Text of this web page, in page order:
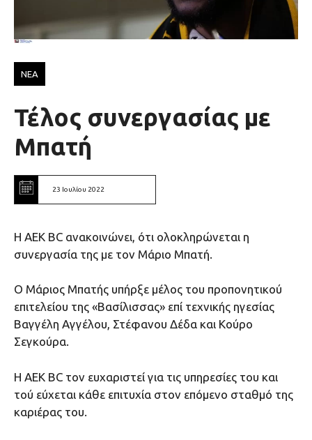
ΝΕΑ
Τέλος συνεργασίας με
Μπατή
23 Ιουλίου 2022
Η ΑΕΚ BC ανακοινώνει, ότι ολοκληρώνεται η
συνεργασία της με τον Μάριο Μπατή.
Ο Μάριος Μπατής υπήρξε μέλος του προπονητικού
επιτελείου της «Βασίλισσας» επί τεχνικής ηγεσίας
Βαγγέλη Αγγέλου, Στέφανου Δέδα και Κούρο
Σεγκούρα.
Η ΑΕΚ BC τον ευχαριστεί για τις υπηρεσίες του και
τού εύχεται κάθε επιτυχία στον επόμενο σταθμό της
καριέρας του.